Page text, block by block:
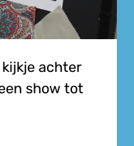
achter
show tot